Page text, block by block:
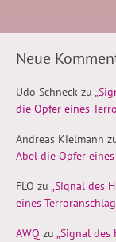
Neue
Udo Schneck zu
die Opfer eines
Andreas Kielmann
Abel die Opfer
FLO zu „Signal des
eines
AWQ zu „Signal des